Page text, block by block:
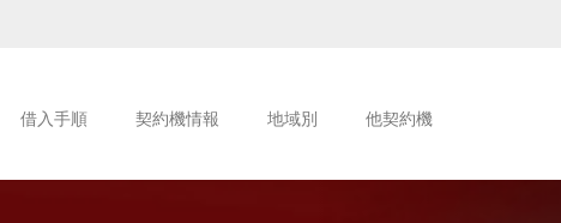
借入手順 契約機情報 地域別 他契約機